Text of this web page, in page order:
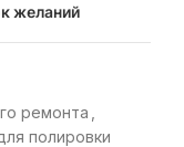
желаний
ремонта
полировки